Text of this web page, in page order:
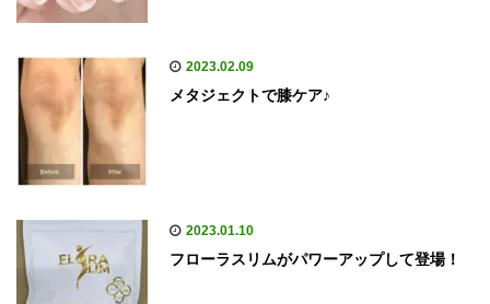
2023.02.09
メタジェクトで膝ケア♪
2023.01.10
フローラスリムがパワーアップして登場！